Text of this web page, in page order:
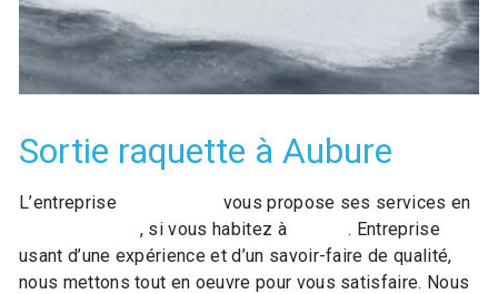
Sortie raquette à Aubure
L’entreprise
vous propose ses services en
, si vous habitez à Aubure. Entreprise
usant d’une expérience et d’un savoir-faire de qualité,
nous mettons tout en oeuvre pour vous satisfaire. Nous